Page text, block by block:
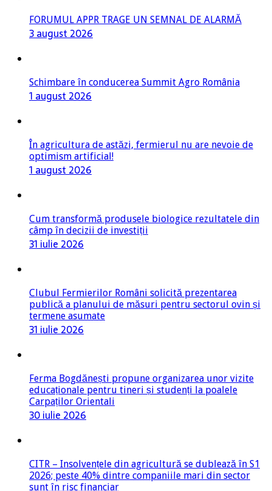
FORUMUL APPR TRAGE UN SEMNAL DE ALARMĂ
3 august 2026
Schimbare în conducerea Summit Agro România
1 august 2026
În agricultura de astăzi, fermierul nu are nevoie de
optimism artificial!
1 august 2026
Cum transformă produsele biologice rezultatele din
câmp în decizii de investiții
31 iulie 2026
Clubul Fermierilor Români solicită prezentarea
publică a planului de măsuri pentru sectorul ovin și
termene asumate
31 iulie 2026
Ferma Bogdănești propune organizarea unor vizite
educaționale pentru tineri și studenți la poalele
Carpaților Orientali
30 iulie 2026
CITR – Insolvențele din agricultură se dublează în S1
2026; peste 40% dintre companiile mari din sector
sunt în risc financiar